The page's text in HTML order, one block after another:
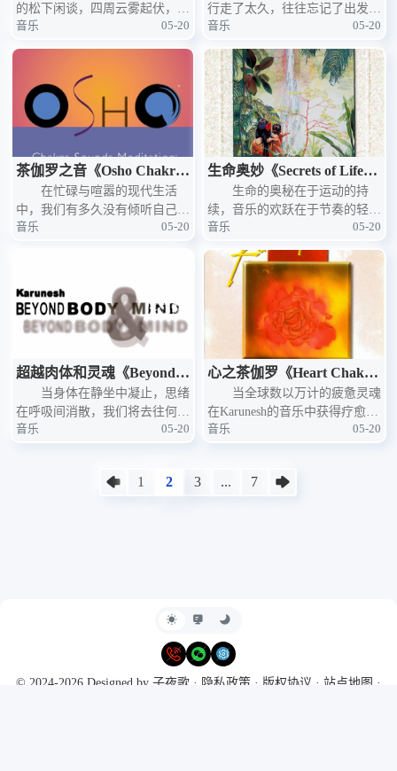
的松下闲谈，四周云雾起伏，随
着音乐的陪伴，而不知身处何
旋律是钢琴，清亮的高音是飞旋
的仙鹤，盘旋着
音乐 05-20
灵之路
行走了太久，往往忘记了出发的
初衷。这张名为《心的方向》
辑，正是Karunesh为我们点亮的
一盏心灯。它希
音乐 05-20
茶伽罗之音《Osho Chakra
Sounds》——Karunesh的
脉轮冥想之声
在忙碌与喧嚣的现代生活
中，我们有多久没有倾听自己内
心最深处的声音？这张名为《O
统意义上的音乐作品，而是
音乐 05-20
生命奥妙《Secrets of Life》
——Karunesh的生命礼赞
生命的奥秘在于运动的持
续，音乐的欢跃在于节奏的轻
快。当Karunesh以音符为笔，勾
勒出这幅名为《secrets of Life》
（生命奥妙）的听觉画卷时，他
带来的不仅是一场世
音乐 05-20
超越肉体和灵魂《Beyond B
ody & Mind》——Karunes
h的灵性穿越之旅
当身体在静坐中凝止，思绪
在呼吸间消散，我们将去往何
方？1994年，德国新世纪音乐大
eyond Body & Mi
音乐 05-20
心之茶伽罗《Heart Chakra
Meditation》——Karunesh
以乐为药，疗愈心轮
当全球数以万计的疲惫灵魂
在Karunesh的音乐中获得疗愈
时，他的专辑《Heart Chakra Me
梁。在这张
音乐 05-20
1 2 3 ... 7
© 2024-2026 Designed by 子夜歌 · 隐私政策 · 版权协议 · 站点地图 ·